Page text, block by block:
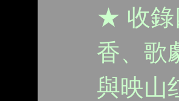
★ 收錄
香、歌
與映山